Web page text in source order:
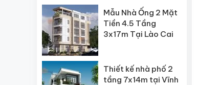
Mẫu Nhà Ống 2 Mặt
Tiền 4.5 Tầng
3x17m Tại Lào Cai
Thiết kế nhà phố 2
tầng 7x14m tại Vĩnh